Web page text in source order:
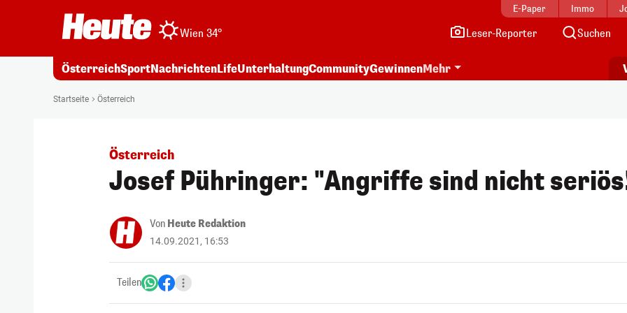
E-Paper Immo
Wien 34° Leser-Reporter Suchen
ÖsterreichSportNachrichtenLifeUnterhaltungCommunityGewinnenMehr
Startseite Österreich
Österreich
Josef Pühringer: "Angriffe sind nicht
Von Heute Redaktion
14.09.2021, 16:53
Teilen